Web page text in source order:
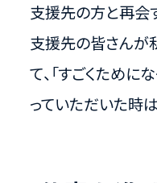
支援先の方と再会
支援先の皆さんが
て、「すごくために
っていただいた時